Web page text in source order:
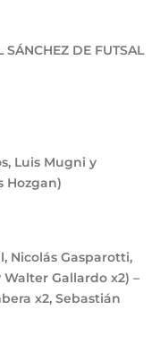
SÁNCHEZ DE FUTSAL
Luis Mugni y
Hozgan)
Nicolás Gasparotti,
Gallardo x2) –
x2, Sebastián